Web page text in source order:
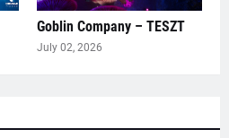
Goblin Company – TESZT
July 02, 2026